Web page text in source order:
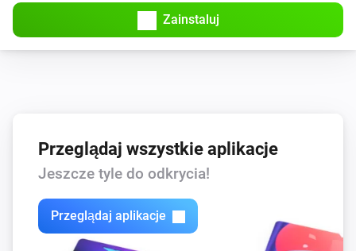
Przełącz na wł. lub wył.
Zones
Włącz
Zones
Wyłącz
Zainstaluj
Przeglądaj wszystkie aplikacje
Jeszcze tyle do odkrycia!
Przeglądaj aplikacje